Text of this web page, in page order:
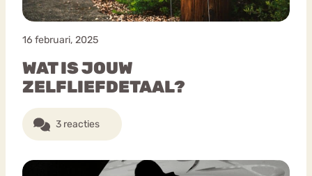
16 februari, 2025
WAT IS JOUW
ZELFLIEFDETAAL?
3 reacties